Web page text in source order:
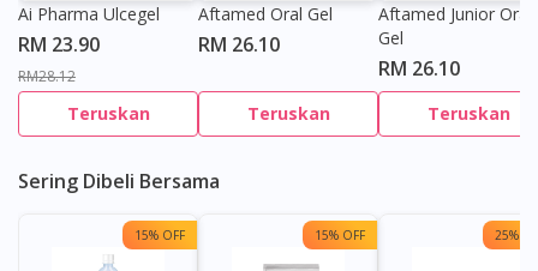
Ai Pharma Ulcegel
RM 23.90
RM28.12
Teruskan
Aftamed Oral Gel
RM 26.10
Teruskan
Aftamed Junior Oral
Gel
RM 26.10
Teruskan
Sering Dibeli Bersama
15% OFF 15% OFF 25%